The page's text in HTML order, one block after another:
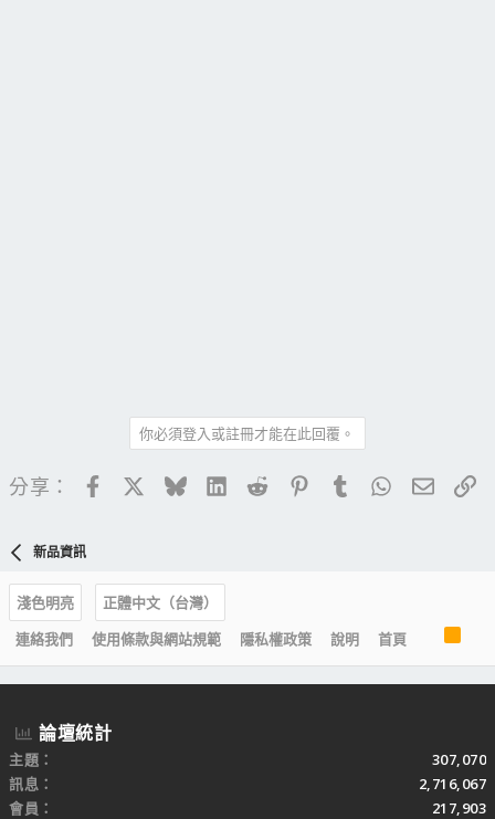
你必須登入或註冊才能在此回覆。
分享： FacebookBlueskyLinkedIn
Reddit PinterestTumblrWhatsApp
電子
新品資訊
淺色明亮
正體中文（台灣）
連絡我們
使用條款與網站規範 隱私權政策 說明 首頁
S
論壇統計
主題
307,070
訊息
2,716,067
會員
217,903